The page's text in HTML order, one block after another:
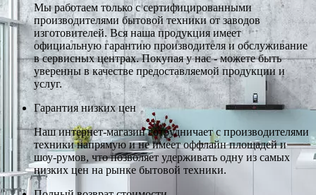
Мы работаем только с сертифицированными
производителями бытовой техники от заводов
изготовителей. Вся наша продукция имеет
официальную гарантию производителя и обслуживание
в сервисных центрах. Покупая у нас - можете быть
уверенны в качестве предоставляемой продукции и
услуг.
Гарантия низких цен
Наш интернет-магазин сотрудничает с производителями
техники напрямую и не имеет оффлайн площадей и
шоу-румов, что позволяет удерживать одну из самых
низких цен на рынке бытовой техники.